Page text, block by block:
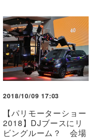
2018/10/09 17:03
【パリモーターショー
2018】DJブースにリ
ビングルーム？ 会場